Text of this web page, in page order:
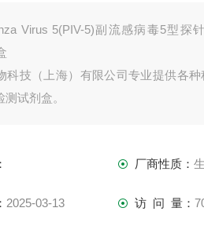
Virus 5(PIV-5)副流感病毒5型探
科技（上海）有限公司专业提供各
试剂盒。
厂商性质：
2025-03-13 访 问 量：